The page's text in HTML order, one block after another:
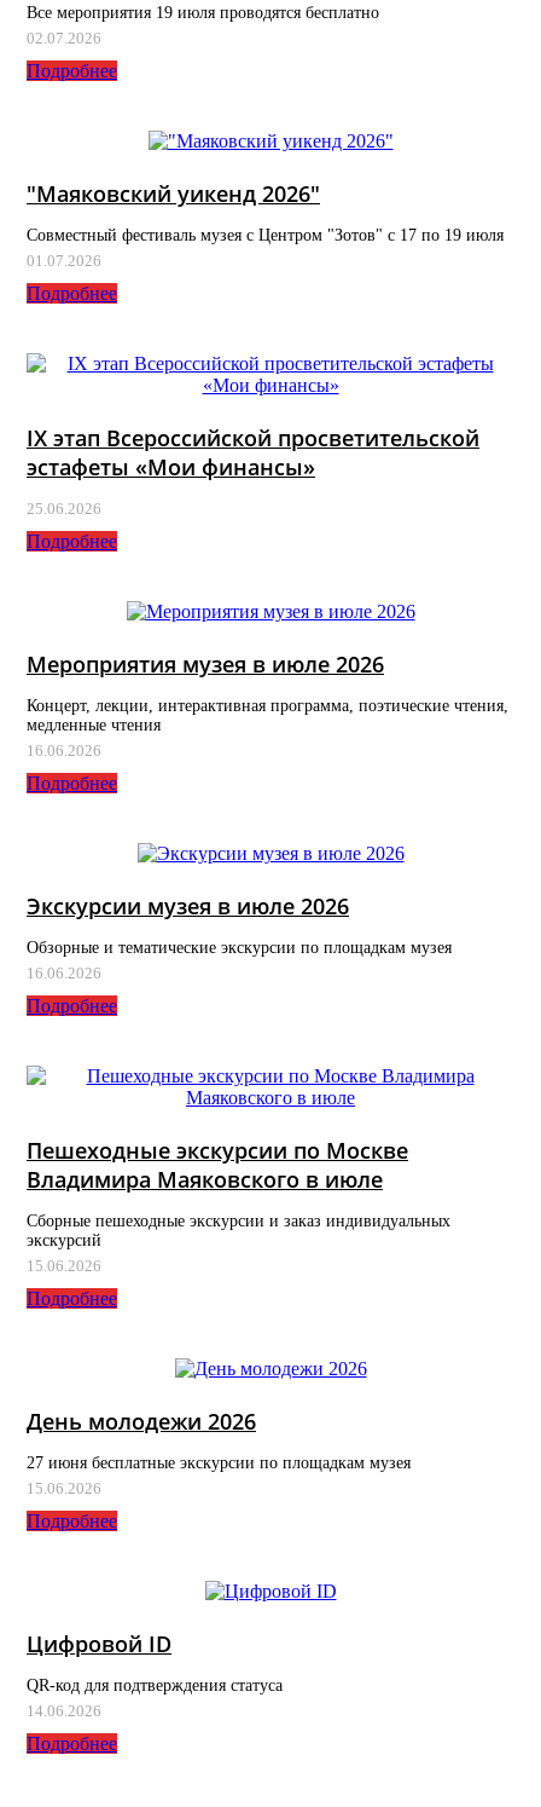
Все мероприятия 19 июля проводятся бесплатно
02.07.2026
Подробнее
"Маяковский уикенд 2026"
Совместный фестиваль музея с Центром "Зотов" с 17 по 19 июля
01.07.2026
Подробнее
IX этап Всероссийской просветительской
эстафеты «Мои финансы»
25.06.2026
Подробнее
Мероприятия музея в июле 2026
Концерт, лекции, интерактивная программа, поэтические чтения,
медленные чтения
16.06.2026
Подробнее
Экскурсии музея в июле 2026
Обзорные и тематические экскурсии по площадкам музея
16.06.2026
Подробнее
Пешеходные экскурсии по Москве
Владимира Маяковского в июле
Сборные пешеходные экскурсии и заказ индивидуальных
экскурсий
15.06.2026
Подробнее
День молодежи 2026
27 июня бесплатные экскурсии по площадкам музея
15.06.2026
Подробнее
Цифровой ID
QR-код для подтверждения статуса
14.06.2026
Подробнее